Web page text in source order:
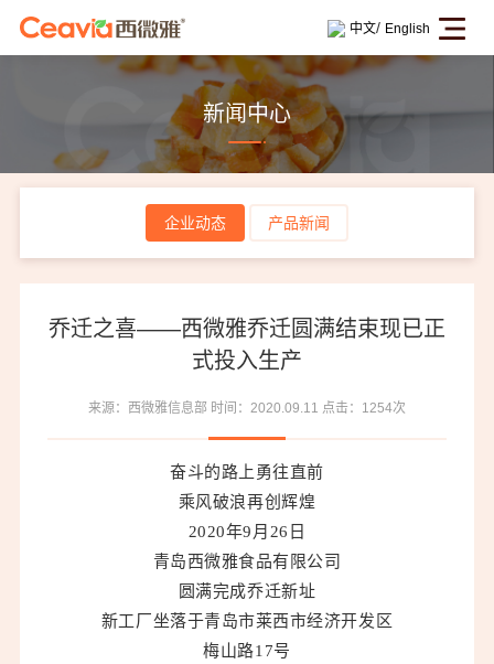
中文/ English
新闻中心
企业动态 产品新闻
乔迁之喜——西微雅乔迁圆满结束现已正
式投入生产
来源：西微雅信息部 时间：2020.09.11 点击：1254次
奋斗的路上勇往直前
乘风破浪再创辉煌
2020年9月26日
青岛西微雅食品有限公司
圆满完成乔迁新址
新工厂坐落于青岛市莱西市经济开发区
梅山路17号